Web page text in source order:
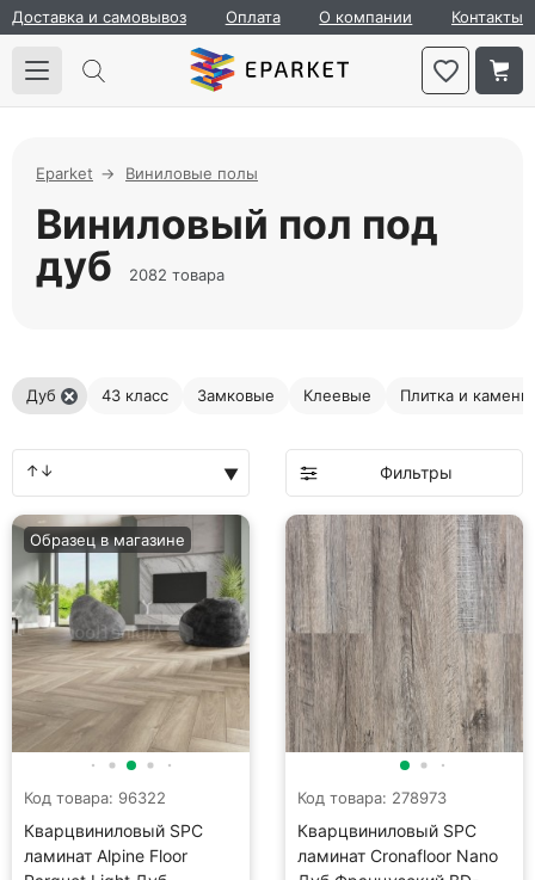
Доставка и самовывоз Оплата О компании Контакты
Eparket Виниловые полы
Виниловый пол под
дуб
2082 товара
Дуб 43 класс Замковые Клеевые Плитка и камень
Фильтры
Код товара: 96322
Кварцвиниловый SPC
ламинат Alpine Floor
Образец в магазине
Код товара: 278973
Кварцвиниловый SPC
ламинат Cronafloor Nano